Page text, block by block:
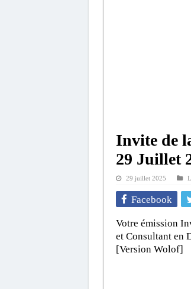
Invite de
29 Juillet
29 juillet 2025
Facebook
Votre émission
et Consultant en
[Version Wolof]